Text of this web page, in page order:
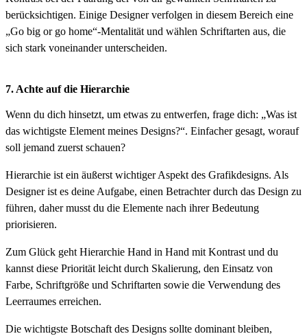
berücksichtigen. Einige Designer verfolgen in diesem Bereich eine
„Go big or go home“-Mentalität und wählen Schriftarten aus, die
sich stark voneinander unterscheiden.
7. Achte auf die Hierarchie
Wenn du dich hinsetzt, um etwas zu entwerfen, frage dich: „Was ist
das wichtigste Element meines Designs?“. Einfacher gesagt, worauf
soll jemand zuerst schauen?
Hierarchie ist ein äußerst wichtiger Aspekt des Grafikdesigns. Als
Designer ist es deine Aufgabe, einen Betrachter durch das Design zu
führen, daher musst du die Elemente nach ihrer Bedeutung
priorisieren.
Zum Glück geht Hierarchie Hand in Hand mit Kontrast und du
kannst diese Priorität leicht durch Skalierung, den Einsatz von
Farbe, Schriftgröße und Schriftarten sowie die Verwendung des
Leerraumes erreichen.
Die wichtigste Botschaft des Designs sollte dominant bleiben,